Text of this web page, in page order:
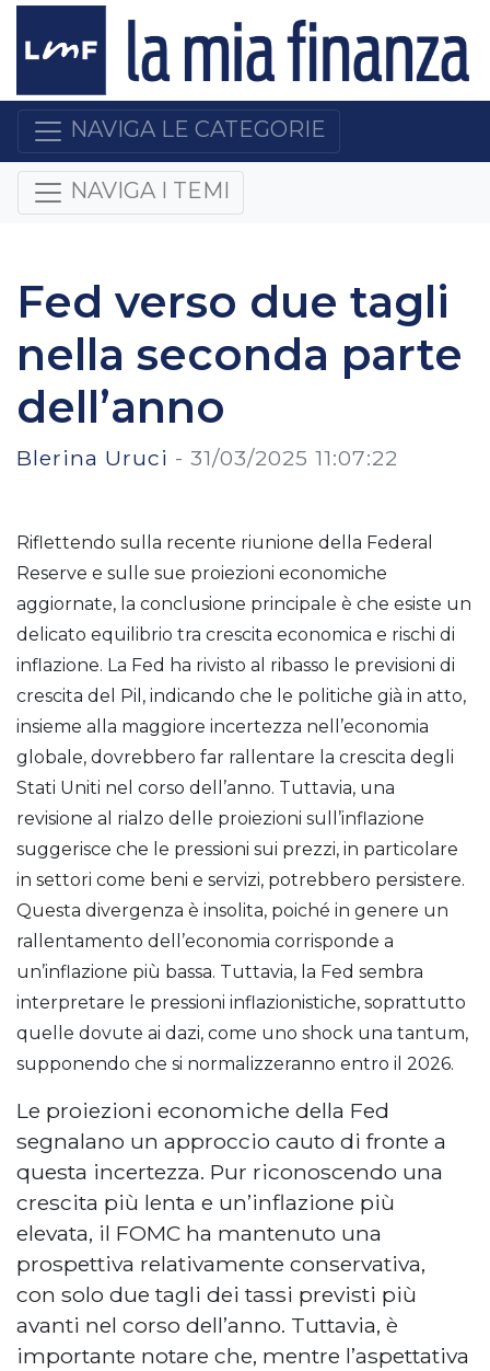
NAVIGA LE CATEGORIE
NAVIGA I TEMI
Fed verso due tagli
nella seconda parte
dell’anno
Blerina Uruci - 31/03/2025 11:07:22
Riflettendo sulla recente riunione della Federal
Reserve e sulle sue proiezioni economiche
aggiornate, la conclusione principale è che esiste un
delicato equilibrio tra crescita economica e rischi di
inflazione. La Fed ha rivisto al ribasso le previsioni di
crescita del Pil, indicando che le politiche già in atto,
insieme alla maggiore incertezza nell’economia
globale, dovrebbero far rallentare la crescita degli
Stati Uniti nel corso dell’anno. Tuttavia, una
revisione al rialzo delle proiezioni sull’inflazione
suggerisce che le pressioni sui prezzi, in particolare
in settori come beni e servizi, potrebbero persistere.
Questa divergenza è insolita, poiché in genere un
rallentamento dell’economia corrisponde a
un’inflazione più bassa. Tuttavia, la Fed sembra
interpretare le pressioni inflazionistiche, soprattutto
quelle dovute ai dazi, come uno shock una tantum,
supponendo che si normalizzeranno entro il 2026.
Le proiezioni economiche della Fed
segnalano un approccio cauto di fronte a
questa incertezza. Pur riconoscendo una
crescita più lenta e un’inflazione più
elevata, il FOMC ha mantenuto una
prospettiva relativamente conservativa,
con solo due tagli dei tassi previsti più
avanti nel corso dell’anno. Tuttavia, è
importante notare che, mentre l’aspettativa